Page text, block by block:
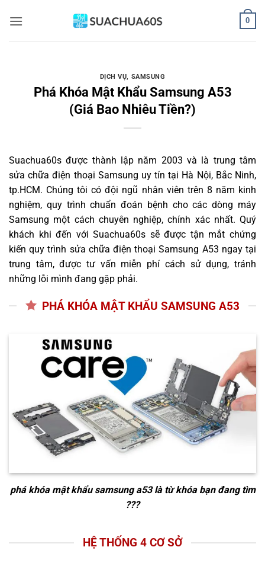
qua
0
DỊCH VỤ, SAMSUNG
Phá Khóa Mật Khẩu Samsung A53
(Giá Bao Nhiêu Tiền?)
Suachua60s được thành lập năm 2003 và là trung tâm
sửa chữa điện thoại Samsung uy tín tại Hà Nội, Bắc Ninh,
tp.HCM. Chúng tôi có đội ngũ nhân viên trên 8 năm kinh
nghiệm, quy trình chuẩn đoán bệnh cho các dòng máy
Samsung một cách chuyên nghiệp, chính xác nhất. Quý
khách khi đến với Suachua60s sẽ được tận mắt chứng
kiến quy trình sửa chữa điện thoại Samsung A53 ngay tại
trung tâm, được tư vấn miễn phí cách sử dụng, tránh
những lỗi mình đang gặp phải.
PHÁ KHÓA MẬT KHẨU SAMSUNG A53
phá khóa mật khẩu samsung a53là từ khóa bạn đang tìm
???
HỆ THỐNG 4 CƠ SỞ